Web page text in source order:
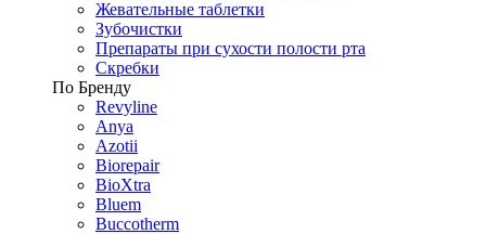
Жевательные таблетки
Зубочистки
Препараты при сухости полости рта
Скребки
По Бренду
Revyline
Anya
Azotii
Biorepair
BioXtra
Bluem
Buccotherm